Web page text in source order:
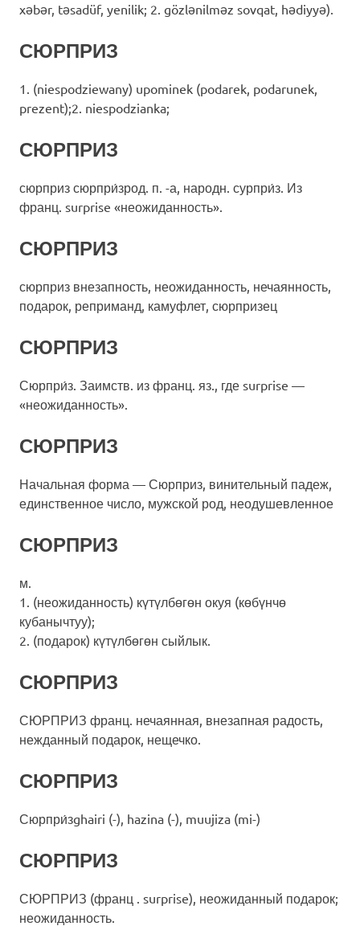
xəbər, təsadüf, yenilik; 2. gözlənilməz sovqat, hədiyyə).
СЮРПРИЗ
1. (niespodziewany) upominek (podarek, podarunek,
prezent);2. niespodzianka;
СЮРПРИЗ
сюрприз сюрпри́зрод. п. -а, народн. сурпри́з. Из
франц. surprise «неожиданность».
СЮРПРИЗ
сюрприз внезапность, неожиданность, нечаянность,
подарок, реприманд, камуфлет, сюрпризец
СЮРПРИЗ
Сюрпри́з. Заимств. из франц. яз., где surprise —
«неожиданность».
СЮРПРИЗ
Начальная форма — Сюрприз, винительный падеж,
единственное число, мужской род, неодушевленное
СЮРПРИЗ
м.
1. (неожиданность) күтүлбөгөн окуя (көбүнчө
кубанычтуу);
2. (подарок) күтүлбөгөн сыйлык.
СЮРПРИЗ
СЮРПРИЗ франц. нечаянная, внезапная радость,
нежданный подарок, нещечко.
СЮРПРИЗ
Сюрпри́зghairi (-), hazina (-), muujiza (mi-)
СЮРПРИЗ
СЮРПРИЗ (франц . surprise), неожиданный подарок;
неожиданность.